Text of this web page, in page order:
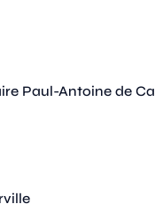
Paul-Antoine de